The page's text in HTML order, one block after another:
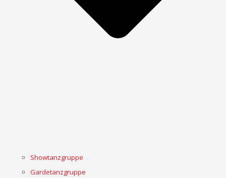
Showtanzgruppe
Gardetanzgruppe